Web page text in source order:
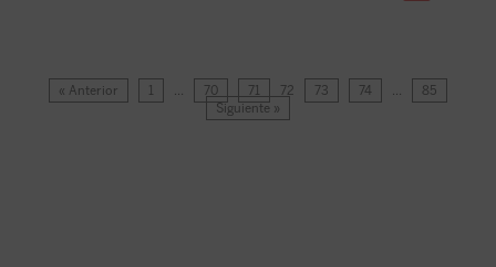
« Anterior 1 … 70 71 72 73 74 …
85
Siguiente »